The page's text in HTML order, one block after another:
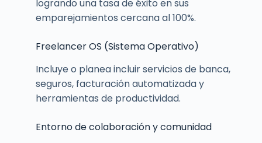
logrando una tasa de éxito en sus
emparejamientos cercana al 100%.
Freelancer OS (Sistema Operativo)
Incluye o planea incluir servicios de banca,
seguros, facturación automatizada y
herramientas de productividad.
Entorno de colaboración y comunidad